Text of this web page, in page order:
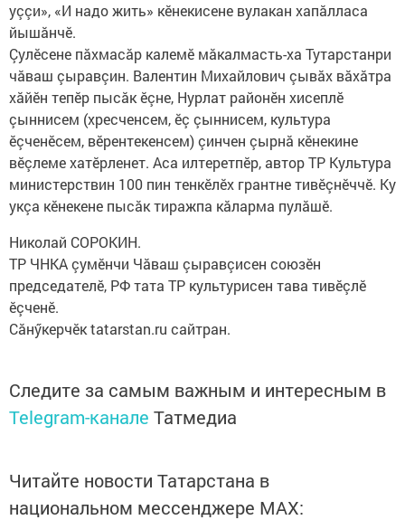
уççи», «И надо жить»​ кӗнекисене вулакан хапăлласа
йышăнчӗ.
Çулӗсене пăхмасăр калемӗ мăкалмасть-ха Тутарстанри
чăваш çыравçин.​ Валентин Михайлович çывăх вăхăтра
хăйӗн тепӗр пысăк ӗçне, Нурлат районӗн хисеплӗ
çыннисем (хресченсем, ӗç çыннисем, культура
ӗçченӗсем, вӗрентекенсем) çинчен çырнă кӗнекине
вӗçлеме хатӗрленет. Аса илтеретпӗр, автор ТР Культура
министерствин 100 пин тенкӗлӗх грантне тивӗçнӗччӗ. Ку
укçа кӗнекене пысăк тиражпа кăларма пулăшӗ.
Николай СОРОКИН.
ТР ЧНКА çумӗнчи Чăваш çыравçисен союзӗн
председателӗ, РФ тата ТР культурисен тава тивӗçлӗ
ӗçченӗ.
Сăнӳкерчӗк tatarstan.ru сайтран.
Следите за самым важным и интересным в
Telegram-канале Татмедиа
Читайте новости Татарстана в
национальном мессенджере MАХ: